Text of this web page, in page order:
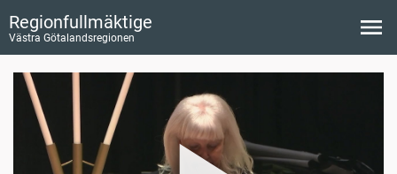
Regionfullmäktige
Västra Götalandsregionen